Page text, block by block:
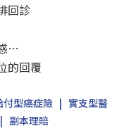
回診
…
的回覆
付型癌症險
實支型醫
副本理賠